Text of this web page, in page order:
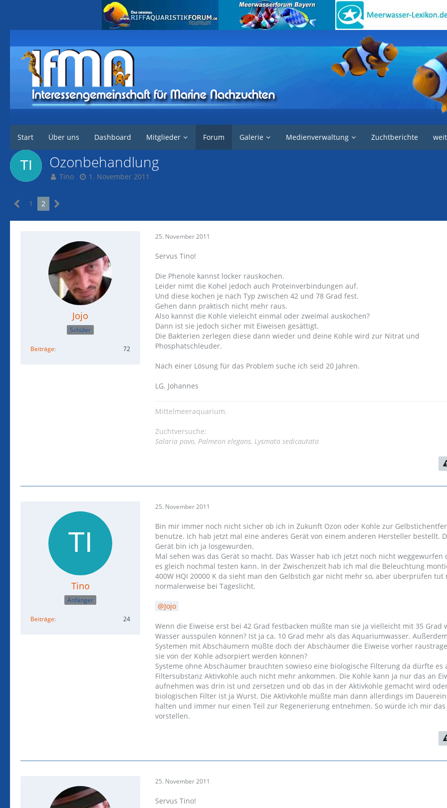
Start Über uns Dashboard Mitglieder Forum Galerie Medienverwaltung Zuchtberichte
Ozonbehandlung
Tino 1. November 2011
1 2
Jojo
Schüler
Beiträge 72
25. November 2011
Servus Tino!
Die Phenole kannst locker rauskochen.
Leider nimt die Kohel jedoch auch Proteinverbindungen auf.
Und diese kochen je nach Typ zwischen 42 und 78 Grad fest.
Gehen dann praktisch nicht mehr raus.
Also kannst die Kohle vieleicht einmal oder zweimal auskochen?
Dann ist sie jedoch sicher mit Eiweisen gesättigt.
Die Bakterien zerlegen diese dann wieder und deine Kohle wird zur Nitrat und
Phosphatschleuder.
Nach einer Lösung für das Problem suche ich seid 20 Jahren.
LG. Johannes
Mittelmeeraquarium.
Zuchtversuche:
Salaria pavo, Palmeon elegans, Lysmata sedicautata
Tino
Anfänger
Beiträge 24
25. November 2011
Bin mir immer noch nicht sicher ob ich in Zukunft Ozon oder Kohle zur
benutze. Ich hab jetzt mal eine anderes Gerät von einem anderen Hersteller bestellt.
Gerät bin ich ja losgewurden.
Mal sehen was das Gerät so macht. Das Wasser hab ich jetzt noch nicht weggewurfen
es gleich nochmal testen kann. In der Zwischenzeit hab ich mal die Beleuchtung
400W HQI 20000 K da sieht man den Gelbstich gar nicht mehr so, aber überprüfen tut
normalerweise bei Tageslicht.
Jojo
Wenn die Eiweise erst bei 42 Grad festbacken müßte man sie ja vielleicht mit 35 Grad
Wasser ausspülen können? Ist ja ca. 10 Grad mehr als das Aquariumwasser.
Systemen mit Abschäumern müßte doch der Abschäumer die Eiweise vorher
sie von der Kohle adsorpiert werden können?
Systeme ohne Abschäumer brauchten sowieso eine biologische Filterung da dürfte es
Filtersubstanz Aktivkohle auch nicht mehr ankommen. Die Kohle kann ja nur das an
aufnehmen was drin ist und zersetzen und ob das in der Aktivkohle gemacht wird
biologischen Filter ist ja Wurst. Die Aktivkohle müßte man dann allerdings im
halten und immer nur einen Teil zur Regenerierung entnehmen. So würde ich mir
vorstellen.
25. November 2011
Servus Tino!